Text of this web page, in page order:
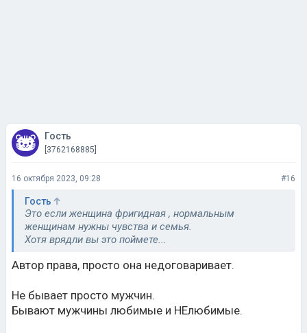
Гость
[3762168885]
16 октября 2023, 09:28 #16
Гость
Это если женщина фригидная , нормальным
женщинам нужны чувства и семья.
Хотя врядли вы это поймете...
Автор права, просто она недоговаривает.
Не бывает просто мужчин.
Бывают мужчины любимые и НЕлюбимые.